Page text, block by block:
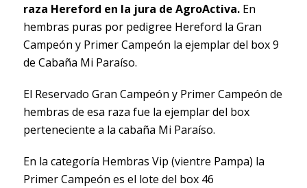
raza Hereford en la jura de AgroActiva. En
hembras puras por pedigree Hereford la Gran
Campeón y Primer Campeón la ejemplar del box 9
de Cabaña Mi Paraíso.
El Reservado Gran Campeón y Primer Campeón de
hembras de esa raza fue la ejemplar del box
perteneciente a la cabaña Mi Paraíso.
En la categoría Hembras Vip (vientre Pampa) la
Primer Campeón es el lote del box 46